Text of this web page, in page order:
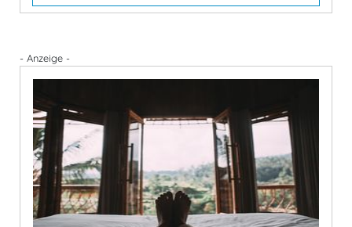
- Anzeige -